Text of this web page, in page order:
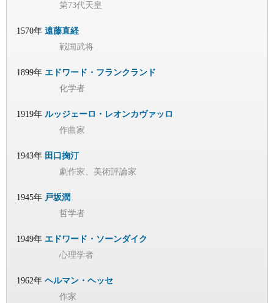
第73代天皇
1570年 遠藤直経
戦国武将
1899年 エドワード・フランクランド
化学者
1919年 ルッジェーロ・レオンカヴァッロ
作曲家
1943年 田口掬汀
劇作家、美術評論家
1945年 戸坂潤
哲学者
1949年 エドワード・ソーンダイク
心理学者
1962年 ヘルマン・ヘッセ
作家